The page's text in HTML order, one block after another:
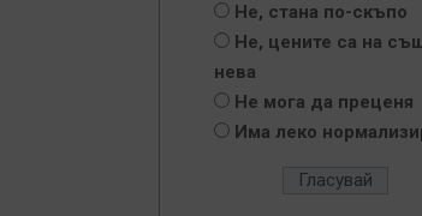
Не, стана по-скъпо
Не, цените са на
нева
Не мога да преценя
Има леко